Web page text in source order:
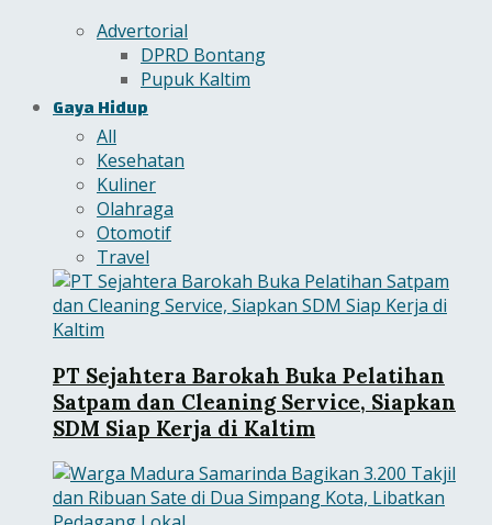
Advertorial
DPRD Bontang
Pupuk Kaltim
Gaya Hidup
All
Kesehatan
Kuliner
Olahraga
Otomotif
Travel
PT Sejahtera Barokah Buka Pelatihan
Satpam dan Cleaning Service, Siapkan
SDM Siap Kerja di Kaltim